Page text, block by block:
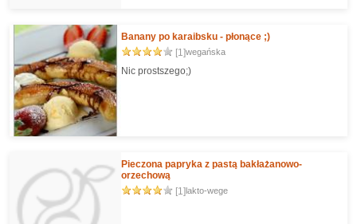
Banany po karaibsku - płonące ;)
[1]wegańska
Nic prostszego;)
Pieczona papryka z pastą bakłażanowo-
orzechową
[1]lakto-wege